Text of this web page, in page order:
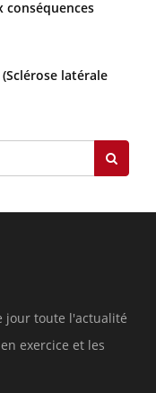
conséquences
latérale
jour toute l'actualité
exercice et les